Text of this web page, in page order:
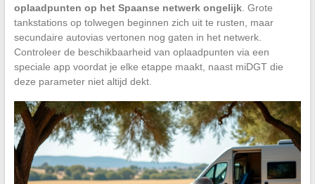
oplaadpunten op het Spaanse netwerk ongelijk. Grote
tankstations op tolwegen beginnen zich uit te rusten, maar
secundaire autovias vertonen nog gaten in het netwerk.
Controleer de beschikbaarheid van oplaadpunten via een
speciale app voordat je elke etappe maakt, naast miDGT die
deze parameter niet altijd dekt.